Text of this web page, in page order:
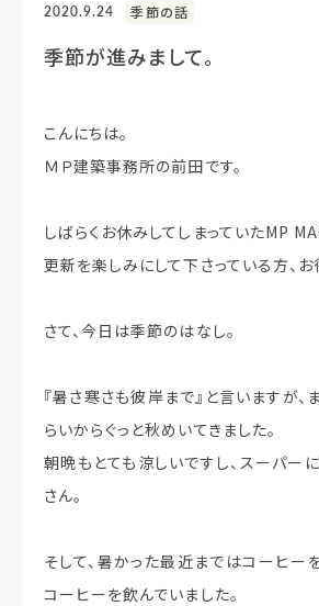
2020.9.24 季節の話
季節が進みまして。
こんにちは。
ＭＰ建築事務所の前田です。
しばらくお休みしてしまっていたMP
更新を楽しみにして下さっている方、お
さて、今日は季節のはなし。
『暑さ寒さも彼岸まで』と言いますが、
らいからぐっと秋めいてきました。
朝晩もとても涼しいですし、スーパー
さん。
そして、暑かった最近まではコーヒー
コーヒーを飲んでいました。